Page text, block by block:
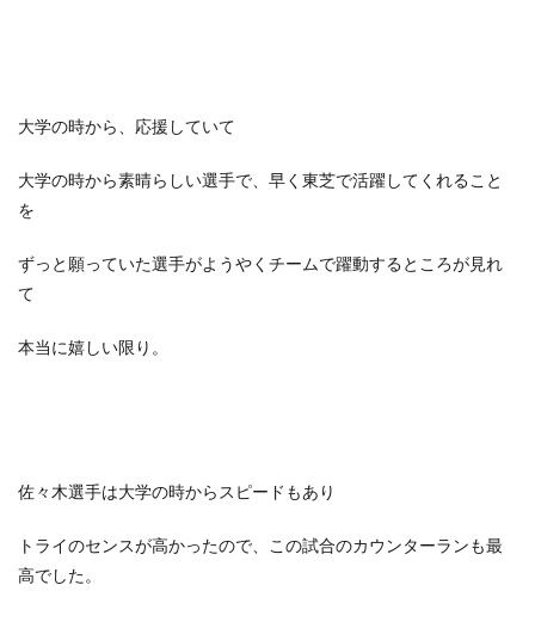
大学の時から、応援していて
大学の時から素晴らしい選手で、早く東芝で活躍してくれること
を
ずっと願っていた選手がようやくチームで躍動するところが見れ
て
本当に嬉しい限り。
佐々木選手は大学の時からスピードもあり
トライのセンスが高かったので、この試合のカウンターランも最
高でした。